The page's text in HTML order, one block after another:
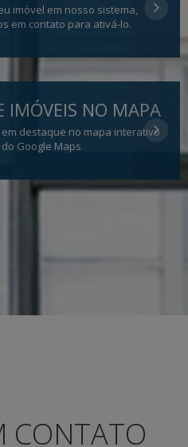
imóvel em nosso sistema,
em contato para ativá-lo.
IMÓVEIS NO MAPA
destaque no mapa interativo
do Google Maps
CONTATO